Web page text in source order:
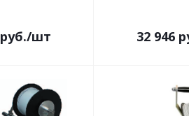
руб./шт 32 946